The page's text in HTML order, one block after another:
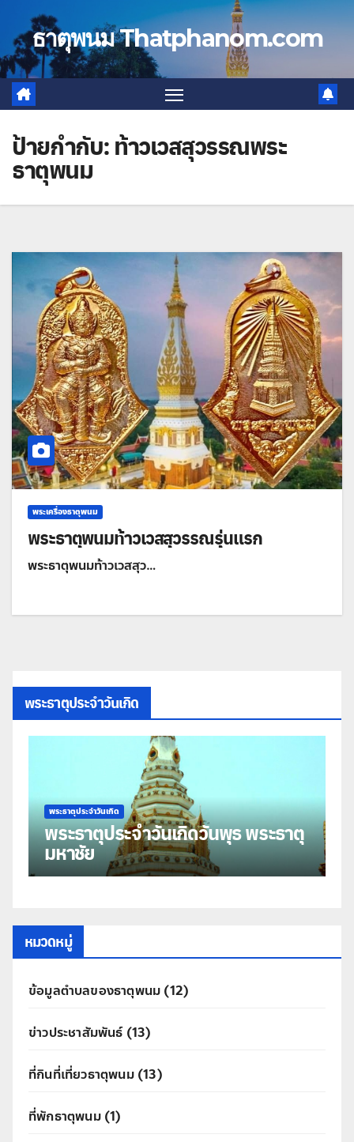
contentธาตุพนม Thatphanom.com
ป้ายกำกับ:ท้าวเวสสุวรรณพระ
ธาตุพนม
พระเครื่องธาตุพนม
พระธาตุพนมท้าวเวสสุวรรณรุ่นแรก
พระธาตุพนมท้าวเวสสุว…
พระธาตุประจำวันเกิด
พระธาตุประจำวันเกิด
พระธาตุประจำวันเกิดวันพุธ พระธาตุ
มหาชัย
หมวดหมู่
ข้อมูลตำบลของธาตุพนม (12)
ข่าวประชาสัมพันธ์(13)
ที่กินที่เที่ยวธาตุพนม(13)
ที่พักธาตุพนม(1)